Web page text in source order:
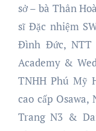
sở – bà Thân
sĩ Đặc nhiệm
Đình Đức, NTT
Academy &
TNHH Phú Mỹ
cao cấp
Trang N3 &